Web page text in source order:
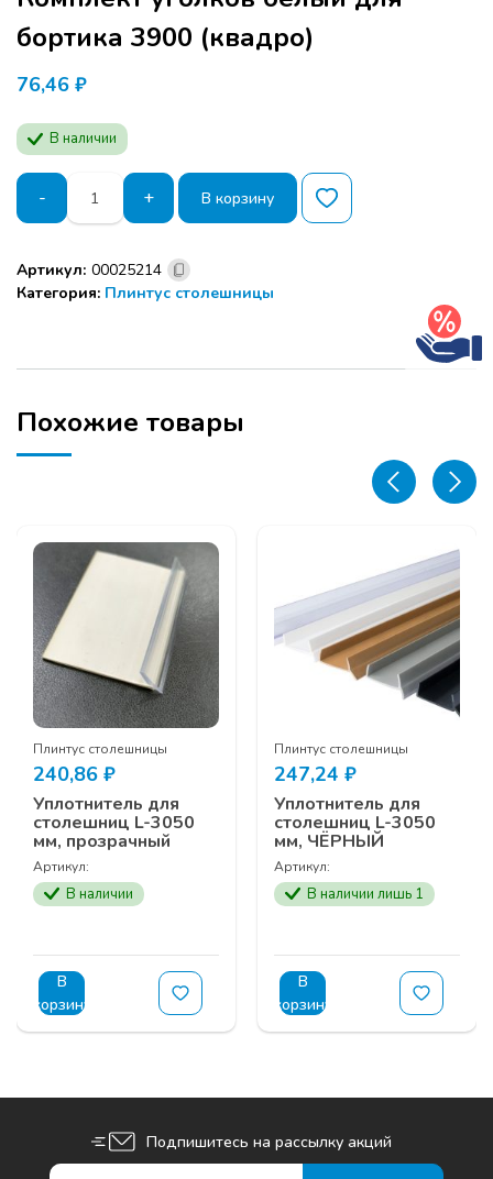
бортика 3900 (квадро)
76,46 ₽
В наличии
-
Количество
товара
Комплект
белый
для
(квадро)
+ В корзину
Артикул: 00025214
Категория: Плинтус столешницы
Похожие товары
Плинтус столешницы
240,86 ₽
Уплотнитель для
столешниц L-3050
мм, прозрачный
Артикул:
В наличии
В
корзину
Плинтус столешницы
247,24 ₽
Уплотнитель для
столешниц L-3050
мм, ЧЁРНЫЙ
Артикул:
В наличии лишь 1
В
корзину
Подпишитесь на рассылку акций